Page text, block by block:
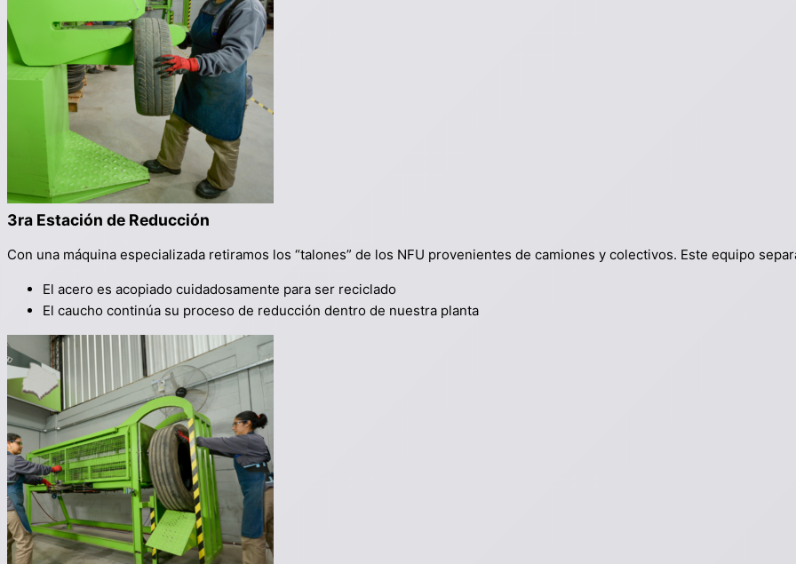
3ra Estación de Reducción
Con una máquina especializada retiramos los “talones” de los NFU provenientes de camiones y colectivos. Este equipo
El acero es acopiado cuidadosamente para ser reciclado
El caucho continúa su proceso de reducción dentro de nuestra planta